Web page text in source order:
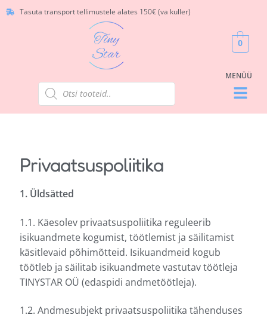
Tasuta transport tellimustele alates 150€ (va kuller)
0
Privaatsuspoliitika
1. Üldsätted
1.1. Käesolev privaatsuspoliitika reguleerib
isikuandmete kogumist, töötlemist ja säilitamist
käsitlevaid põhimõtteid. Isikuandmeid kogub
töötleb ja säilitab isikuandmete vastutav töötleja
TINYSTAR OÜ (edaspidi andmetöötleja).
1.2. Andmesubjekt privaatsuspoliitika tähenduses